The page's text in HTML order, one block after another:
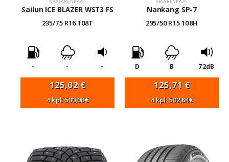
NASTARENKAAT
Sailun ICE BLAZER WST3 FS
235/75 R16 108T
- - -
125,02 €
4 kpl: 500,08€
KESÄRENKAAT
Nankang SP-7
295/50 R15 108H
D B 72dB
125,71 €
4 kpl: 502,84€